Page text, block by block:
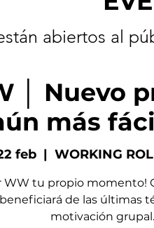
│ Nuevo
más
feb
  |
WORKING
WW tu propio momento!
de las últimas
motivación grupal.
abiertos al